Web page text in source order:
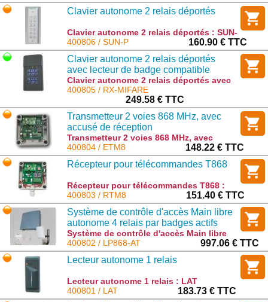
Clavier autonome 2 relais déportés
Clavier autonome 2 relais déportés : SUN-
P
400806 / SUN-P
160.90 € TTC
Clavier autonome 2 relais déportés
avec lecteur de badge compatible
centrale ELA
Clavier autonome 2 relais déportés avec
lecteur de badge compatible centrale ELA
400805 / RX-MIFARE
249.58 € TTC
Transmetteur 2 voies 868 MHz, avec
accusé de réception
Transmetteur 2 voies 868 MHz, avec
accusé de réception : ETM8
400804 / ETM8
148.22 € TTC
Récepteur pour télécommandes T868
Récepteur pour télécommandes T868 :
RTM8
400803 / RTM8
151.40 € TTC
Système de contrôle d'accès Main libre
autonome 4 relais par badges actifs
Système de contrôle d'accès Main libre
autonome 4 relais par badges actifs :
LP868-AT
400802 / LP868-AT
997.06 € TTC
Lecteur autonome 1 relais
Lecteur autonome 1 relais : LAT
400801 / LAT
183.73 € TTC